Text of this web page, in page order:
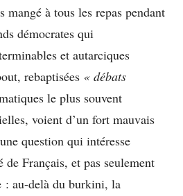
mangé à tous les repas pendant
démocrates qui
et autarciques
rebaptisées « débats
le plus souvent
voient d’un fort mauvais
question qui intéresse
de Français, et pas seulement
: au-delà du burkini, la